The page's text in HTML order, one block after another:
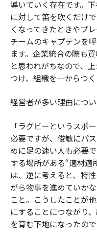
導いていく存在です。
に対して笛を吹くだけ
くなってきたときやプ
チームのキャプテンを
ます。企業統合の際も
と思われがちなので、
つけ、組織を一からつ
経営者が多い理由につ
「ラグビーというスポ
必要ですが、俊敏にパ
めに足の速い人も必要
する場所がある“適材適
は、逆に考えると、特
がら物事を進めていか
こと。こうしたことが
にすることにつながり
を育む下地になったの